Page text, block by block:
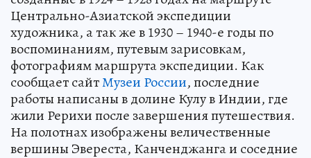
Центрально-Азиатской экспедиции
художника, а так же в 1930 – 1940-е годы по
воспоминаниям, путевым зарисовкам,
фотографиям маршрута экспедиции. Как
сообщает сайтМузеи России, последние
работы написаны в долине Кулу в Индии, где
жили Рерихи после завершения путешествия.
На полотнах изображены величественные
вершины Эвереста, Канченджанга и соседние